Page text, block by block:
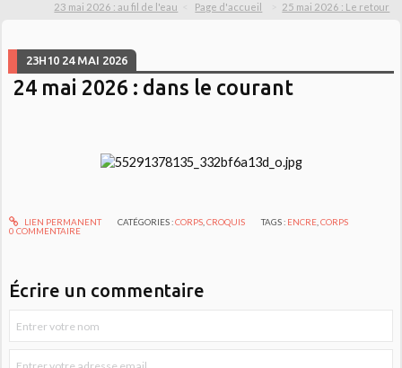
23 mai 2026 : au fil de l'eau Page d'accueil 25 mai 2026 : Le retour
23H10 24 MAI 2026
24 mai 2026 : dans le courant
LIEN PERMANENT CATÉGORIES :CORPS, CROQUIS TAGS : ENCRE ,CORPS
0 COMMENTAIRE
Écrire un commentaire